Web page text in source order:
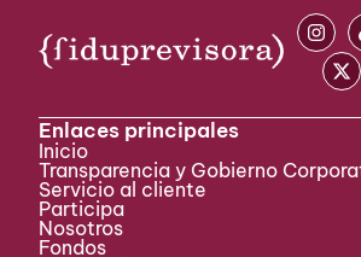
Enlaces principales
Inicio
Transparencia y Gobierno
Servicio al cliente
Participa ​
Nosotros
Fondos